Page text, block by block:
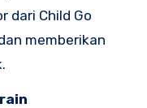
dari Child Go
memberikan